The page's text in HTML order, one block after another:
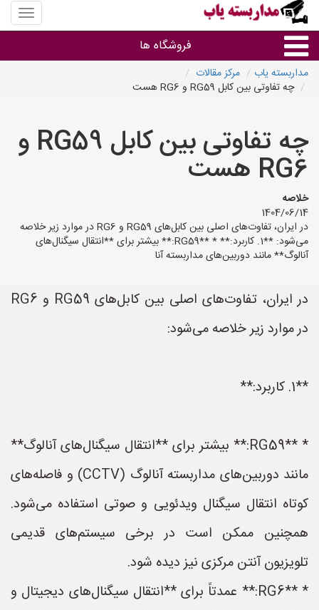
منوی
سایت
یاب
فروشگاه ها
براساس مشخصات ظاهری
براساس برند
فروشندگان دوربین مداربسته
مداربسته یاب
مرکز مقالات
چه تفاوتی بین کابل RG59 و RG6 هست
چه تفاوتی بین کابل RG59 و
RG6 هست
خلاصه
1404/06/14
در ایران، تفاوت‌های اصلی بین کابل‌های RG59 و RG6 در موارد زیر خلاصه
می‌شود: **1. کاربرد:** * **RG59:** بیشتر برای **انتقال سیگنال‌های
آنالوگ** مانند دوربین‌های مداربسته آنا
در ایران، تفاوت‌های اصلی بین کابل‌های RG59 و RG6
در موارد زیر خلاصه می‌شود:
**1. کاربرد:**
* **RG59:** بیشتر برای **انتقال سیگنال‌های آنالوگ**
مانند دوربین‌های مداربسته آنالوگ (CCTV) و فاصله‌های
کوتاه انتقال سیگنال ویدئویی و صوتی استفاده می‌شود.
همچنین ممکن است در برخی سیستم‌های قدیمی
تلویزیون آنتن مرکزی نیز دیده شود.
* **RG6:** عمدتاً برای **انتقال سیگنال‌های دیجیتال و